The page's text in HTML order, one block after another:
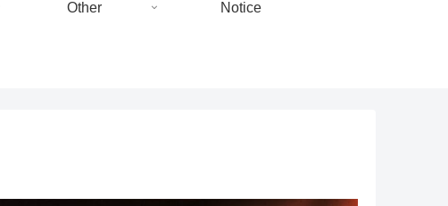
Other Notice